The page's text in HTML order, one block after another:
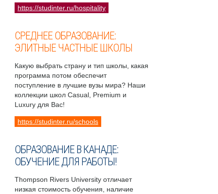
https://studinter.ru/hospitality
СРЕДНЕЕ ОБРАЗОВАНИЕ:
ЭЛИТНЫЕ ЧАСТНЫЕ ШКОЛЫ
Какую выбрать страну и тип школы, какая
программа потом обеспечит
поступление в лучшие вузы мира? Наши
коллекции школ Casual, Premium и
Luxury для Вас!
https://studinter.ru/schools
ОБРАЗОВАНИЕ В КАНАДЕ:
ОБУЧЕНИЕ ДЛЯ РАБОТЫ!
Thompson Rivers University отличает
низкая стоимость обучения, наличие